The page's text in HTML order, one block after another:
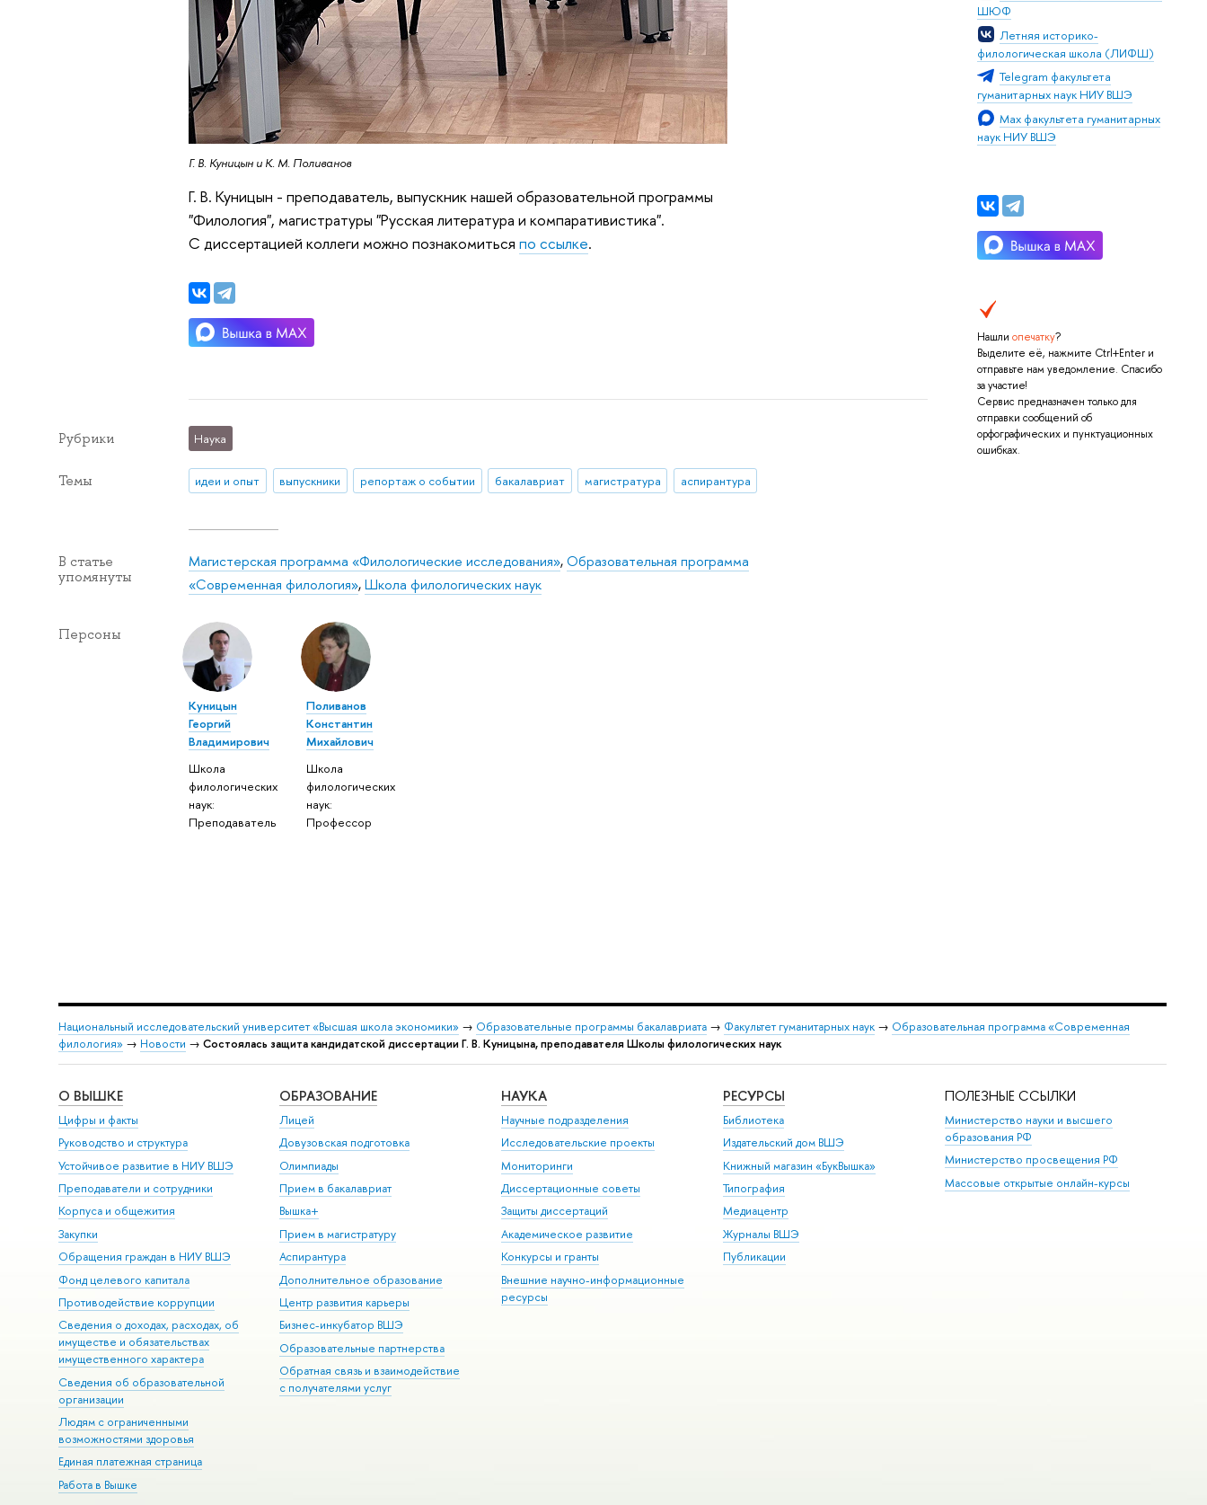
ШЮФ
Летняя историко-
филологическая школа (ЛИФШ)
Telegram факультета
гуманитарных наук НИУ ВШЭ
Max факультета гуманитарных
наук НИУ ВШЭ
Нашли опечатку?
Выделите её, нажмите Ctrl+Enter и
отправьте нам уведомление. Спасибо
за участие!
Сервис предназначен только для
отправки сообщений об
орфографических и пунктуационных
ошибках.
Г. В. Куницын и К. М. Поливанов
Г. В. Куницын - преподаватель, выпускник нашей образовательной программы
"Филология", магистратуры "Русская литература и компаративистика".
С диссертацией коллеги можно познакомиться по ссылке.
Рубрики Наука
Темы идеи и опыт выпускники репортаж о событии бакалавриат магистратура аспирантура
В статье
упомянуты
Магистерская программа «Филологические исследования»,Образовательная программа
«Современная филология»,Школа филологических наук
Персоны
Куницын
Георгий
Владимирович
Школа
филологических
наук:
Преподаватель
Поливанов
Константин
Михайлович
Школа
филологических
наук:
Профессор
Национальный исследовательский университет «Высшая школа экономики» → Образовательные программы бакалавриата→ Факультет гуманитарных наук→ Образовательная программа «Современная
филология» → Новости → Состоялась защита кандидатской диссертации Г. В. Куницына, преподавателя Школы филологических наук
О ВЫШКЕ
Цифры и факты
Руководство и структура
Устойчивое развитие в НИУ ВШЭ
Преподаватели и сотрудники
Корпуса и общежития
Закупки
Обращения граждан в НИУ ВШЭ
Фонд целевого капитала
Противодействие коррупции
Сведения о доходах, расходах, об
имуществе и обязательствах
имущественного характера
Сведения об образовательной
организации
Людям с ограниченными
возможностями здоровья
Единая платежная страница
Работа в Вышке
ОБРАЗОВАНИЕ
Лицей
Довузовская подготовка
Олимпиады
Прием в бакалавриат
Вышка+
Прием в магистратуру
Аспирантура
Дополнительное образование
Центр развития карьеры
Бизнес-инкубатор ВШЭ
Образовательные партнерства
Обратная связь и взаимодействие
с получателями услуг
НАУКА
Научные подразделения
Исследовательские проекты
Мониторинги
Диссертационные советы
Защиты диссертаций
Академическое развитие
Конкурсы и гранты
Внешние научно-информационные
ресурсы
РЕСУРСЫ
Библиотека
Издательский дом ВШЭ
Книжный магазин «БукВышка»
Типография
Медиацентр
Журналы ВШЭ
Публикации
ПОЛЕЗНЫЕ ССЫЛКИ
Министерство науки и высшего
образования РФ
Министерство просвещения РФ
Массовые открытые онлайн-курсы